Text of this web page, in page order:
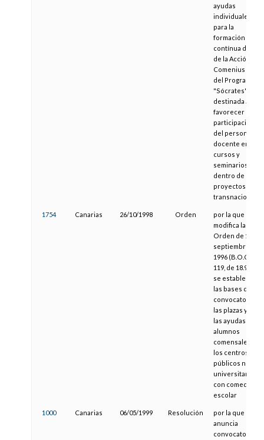
ayudas
individuales
para la
formación
contínua dentro
de la Acción
Comenius 3.2
del Programa
"Sócrates",
destinada a
favorecer la
participación
del personal
docente en
cursos y
seminarios
dentro de
proyectos
1754 Canarias 26/10/1998 Orden
por la que se
modifica la
Orden de 11 de
septiembre de
1996 (B.O.C. nº
119, de 18.9.96) y
se establecen
las bases de
convocatoria de
las plazas y de
las ayudas a los
alumnos
comensales de
los centros
públicos no
universitarios
con comedor
escolar
1000 Canarias 06/05/1999 Resolución
por la que se
anuncia
convocatoria,